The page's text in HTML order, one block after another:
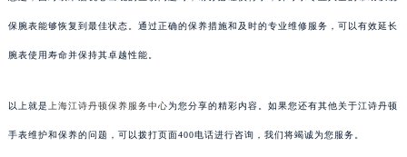
保腕表能够恢复到最佳状态。通过正确的保养措施和及时的专业维修服务，可以有效延长
腕表使用寿命并保持其卓越性能。
以上就是 上海江诗丹顿保养服务中心为您分享的精彩内容。如果您还有其他关于江诗丹顿
手表维护和保养的问题，可以拨打页面400电话进行咨询，我们将竭诚为您服务。